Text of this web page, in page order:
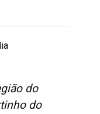
do
do